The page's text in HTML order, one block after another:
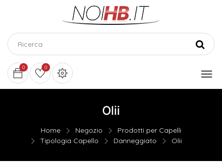
0 0
Olii
Home Negozio
Prodotti per Capelli
Tipologia Capello
Danneggiato Olii